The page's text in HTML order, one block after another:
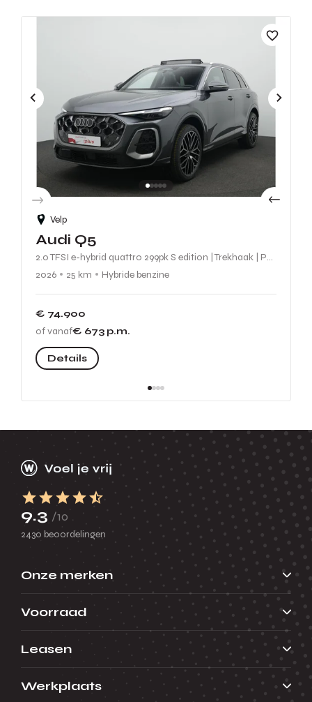
Velp
Audi Q5
2.0 TFSI e-hybrid quattro 299pk S edition | Trekhaak | Panoramadak | 360 camera | Geheugenstoel | Matrix LED | Sportonderstel
2026
25 km Hybride benzine
€ 74.900
of vanaf€ 673 p.m.
Details
9.3 /10
2430 beoordelingen
Onze merken
Voorraad
Leasen
Werkplaats